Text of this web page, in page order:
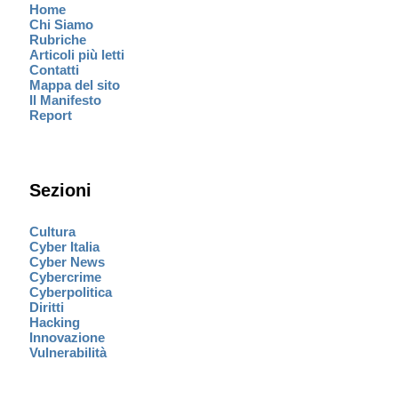
Home
Chi Siamo
Rubriche
Articoli più letti
Contatti
Mappa del sito
Il Manifesto
Report
Sezioni
Cultura
Cyber Italia
Cyber News
Cybercrime
Cyberpolitica
Diritti
Hacking
Innovazione
Vulnerabilità